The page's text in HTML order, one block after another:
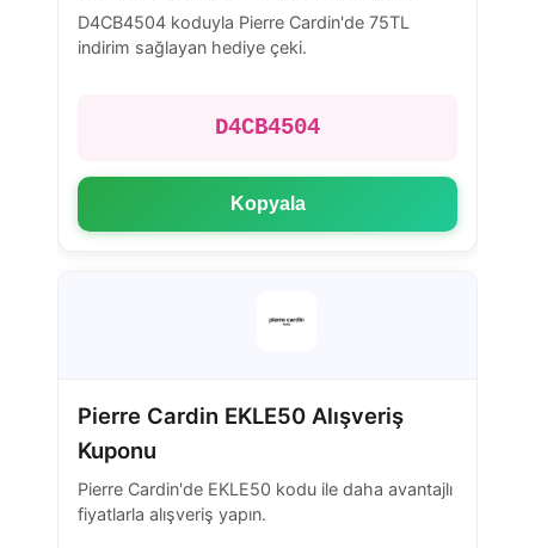
D4CB4504 koduyla Pierre Cardin'de 75TL
indirim sağlayan hediye çeki.
D4CB4504
Kopyala
Pierre Cardin EKLE50 Alışveriş
Kuponu
Pierre Cardin'de EKLE50 kodu ile daha avantajlı
fiyatlarla alışveriş yapın.